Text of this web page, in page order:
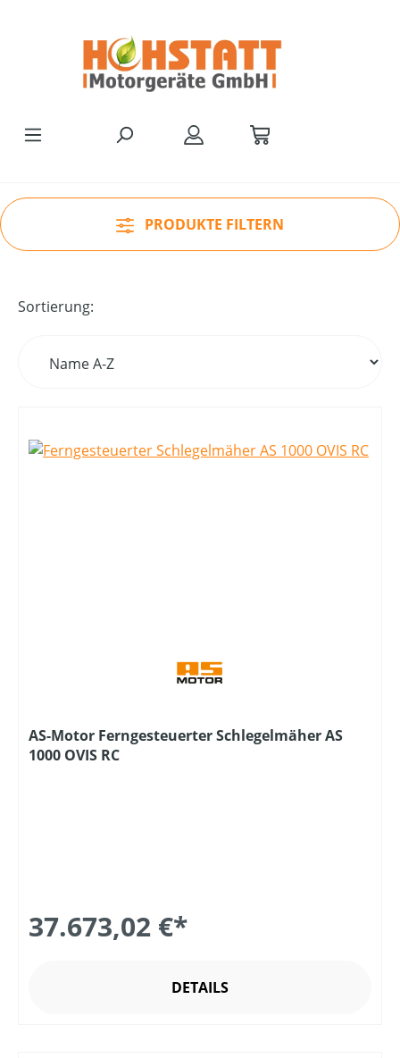
PRODUKTE FILTERN
Sortierung:
AS-Motor Ferngesteuerter Schlegelmäher AS
1000 OVIS RC
37.673,02 €*
DETAILS